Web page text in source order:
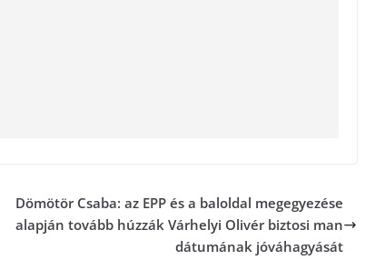
Dömötör Csaba: az EPP és a baloldal megegyezése
alapján tovább húzzák Várhelyi Olivér biztosi man
dátumának jóváhagyását